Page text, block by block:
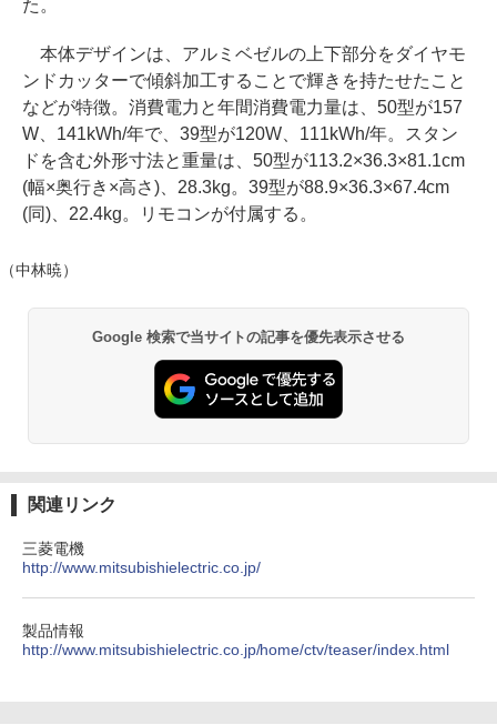
た。
本体デザインは、アルミベゼルの上下部分をダイヤモ
ンドカッターで傾斜加工することで輝きを持たせたこと
などが特徴。消費電力と年間消費電力量は、50型が157
W、141kWh/年で、39型が120W、111kWh/年。スタン
ドを含む外形寸法と重量は、50型が113.2×36.3×81.1cm
(幅×奥行き×高さ)、28.3kg。39型が88.9×36.3×67.4cm
(同)、22.4kg。リモコンが付属する。
（中林暁）
Google 検索で当サイトの記事を優先表示させる
関連リンク
三菱電機
http://www.mitsubishielectric.co.jp/
製品情報
http://www.mitsubishielectric.co.jp/home/ctv/teaser/index.html